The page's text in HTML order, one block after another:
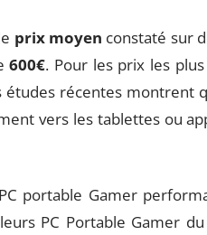
prix moyen constaté sur
600€. Pour les prix les
études récentes montrent
vers les tablettes ou
portable Gamer
PC Portable Gamer